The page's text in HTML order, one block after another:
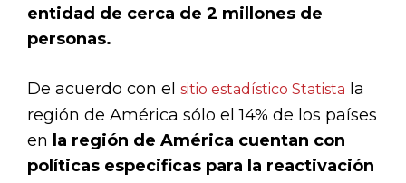
entidad de cerca de 2 millones de
personas.
De acuerdo con el sitio estadístico Statista la
región de América sólo el 14% de los países
en la región de América cuentan con
políticas especificas para la reactivación